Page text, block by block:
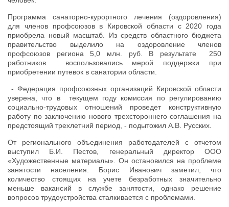
Программа санаторно-курортного лечения (оздоровления)
для членов профсоюзов в Кировской области с 2020 года
приобрела новый масштаб. Из средств областного бюджета
правительство выделило на оздоровление членов
профсоюзов региона 5,0 млн. руб. В результате 250
работников воспользовались мерой поддержки при
приобретении путевок в санатории области.
- Федерация профсоюзных организаций Кировской области
уверена, что в текущем году комиссия по регулированию
социально-трудовых отношений проведет конструктивную
работу по заключению нового трехстороннего соглашения на
предстоящий трехлетний период, - подытожил А.В. Русских.
От регионального объединения работодателей с отчетом
выступил Б.И. Пестов, генеральный директор ООО
«Художественные материалы». Он остановился на проблеме
занятости населения. Борис Иванович заметил, что
количество стоящих на учете безработных значительно
меньше вакансий в службе занятости, однако решение
вопросов трудоустройства сталкивается с проблемами.